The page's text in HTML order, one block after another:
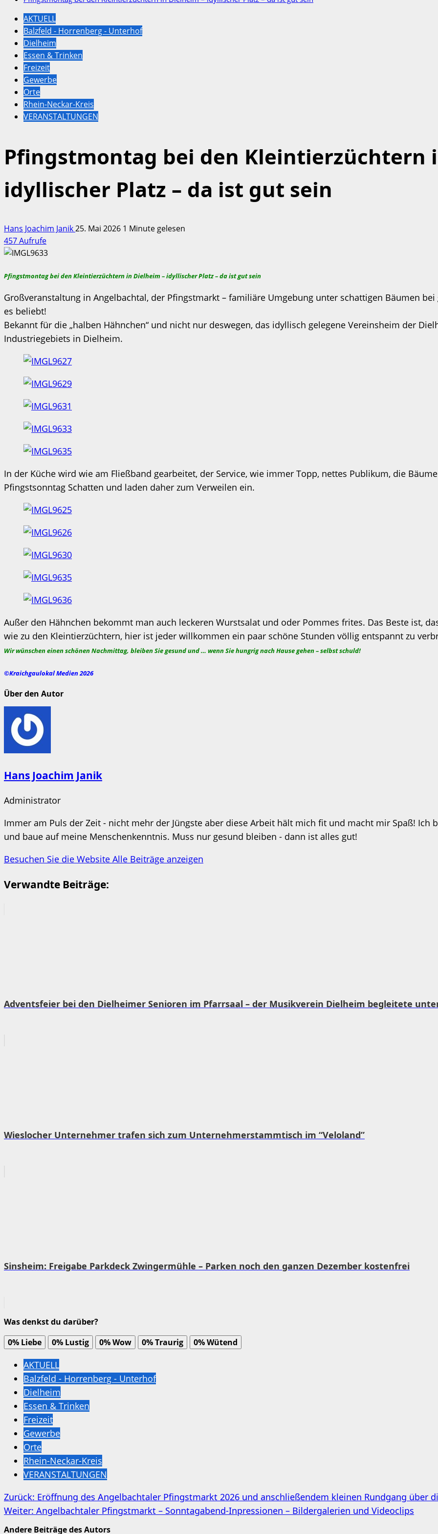
AKTUELL
Balzfeld - Horrenberg - Unterhof
Dielheim
Essen & Trinken
Freizeit
Gewerbe
Orte
Rhein-Neckar-Kreis
VERANSTALTUNGEN
Pfingstmontag bei den Kleintierzüchtern
idyllischer Platz – da ist gut sein
Hans Joachim Janik25. Mai 2026 1 Minute gelesen
457 Aufrufe
Pfingstmontag bei den Kleintierzüchtern in Dielheim – idyllischer Platz – da ist gut sein
Großveranstaltung in Angelbachtal, der Pfingstmarkt – familiäre Umgebung unter schattigen Bäumen
es beliebt!
Bekannt für die „halben Hähnchen“ und nicht nur deswegen, das idyllisch gelegene Vereinsheim der
Industriegebiets in Dielheim.
In der Küche wird wie am Fließband gearbeitet, der Service, wie immer Topp, nettes Publikum, die
Pfingstsonntag Schatten und laden daher zum Verweilen ein.
Außer den Hähnchen bekommt man auch leckeren Wurstsalat und oder Pommes frites. Das Beste ist,
wie zu den Kleintierzüchtern, hier ist jeder willkommen ein paar schöne Stunden völlig entspannt zu
Wir wünschen einen schönen Nachmittag, bleiben Sie gesund und … wenn Sie hungrig nach Hause gehen – selbst schuld!
©Kraichgaulokal Medien 2026
Über den Autor
Hans Joachim Janik
Administrator
Immer am Puls der Zeit - nicht mehr der Jüngste aber diese Arbeit hält mich fit und macht mir Spaß!
und baue auf meine Menschenkenntnis. Muss nur gesund bleiben - dann ist alles gut!
Besuchen Sie die Website Alle Beiträge anzeigen
Verwandte Beiträge:
Adventsfeier bei den Dielheimer Senioren im Pfarrsaal – der Musikverein Dielheim begleitete
Wieslocher Unternehmer trafen sich zum Unternehmerstammtisch im “Veloland”
Sinsheim: Freigabe Parkdeck Zwingermühle – Parken noch den ganzen Dezember kostenfrei
Was denkst du darüber?
0% Liebe 0% Lustig 0%Wow 0%Traurig 0%Wütend
AKTUELL
Balzfeld - Horrenberg - Unterhof
Dielheim
Essen & Trinken
Freizeit
Gewerbe
Orte
Rhein-Neckar-Kreis
VERANSTALTUNGEN
Beitragsnavigation
Zurück: Eröffnung des Angelbachtaler Pfingstmarkt 2026 und anschließendem kleinen Rundgang über
Weiter: Angelbachtaler Pfingstmarkt – Sonntagabend-Inpressionen – Bildergalerien und Videoclips
Andere Beiträge des Autors